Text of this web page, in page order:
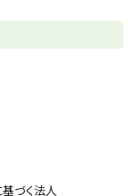
づく法人